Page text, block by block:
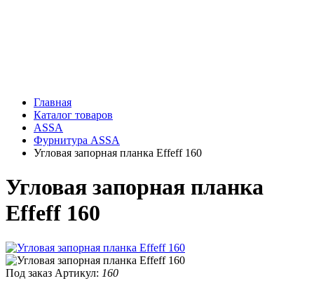
Главная
Каталог товаров
ASSA
Фурнитура ASSA
Угловая запорная планка Effeff 160
Угловая запорная планка
Effeff 160
Под заказ Артикул: 160